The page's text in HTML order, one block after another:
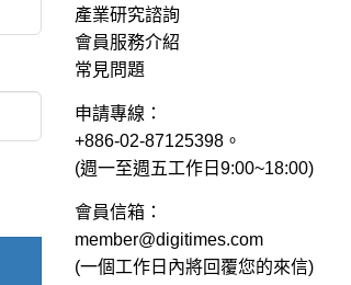
產業研究諮詢
會員服務介紹
常見問題
申請專線：
+886-02-87125398。
(週一至週五工作日9:00~18:00)
會員信箱：
member@digitimes.com
(一個工作日內將回覆您的來信)